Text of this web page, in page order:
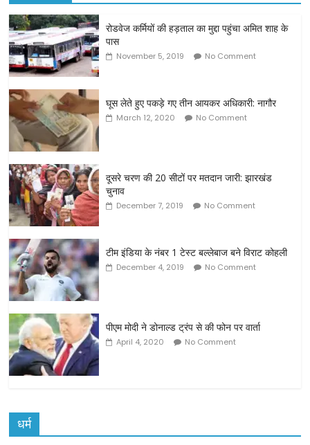
रोडवेज कर्मियों की हड़ताल का मुद्दा पहुंचा अमित शाह के
पास
November 5, 2019 No Comment
घूस लेते हुए पकड़े गए तीन आयकर अधिकारी: नागौर
March 12, 2020 No Comment
दूसरे चरण की 20 सीटों पर मतदान जारी: झारखंड
चुनाव
December 7, 2019 No Comment
टीम इंडिया के नंबर 1 टेस्ट बल्लेबाज बने विराट कोहली
December 4, 2019 No Comment
पीएम मोदी ने डोनाल्ड ट्रंप से की फोन पर वार्ता
April 4, 2020 No Comment
धर्म